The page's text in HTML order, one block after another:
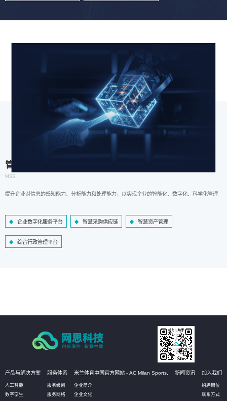
管理信息系统
MSS
提升企业对信息的感知能力、分析能力和处理能力，以实现企业的智能化、数字化、科学化管理
企业数字化服务平台 智慧采购供应链 智慧资产管理
综合行政管理平台
产品与解决方案
人工智能
数字孪生
服务体系
服务级别
服务网络
米兰体育中国官方网站 - AC Milan Sports,
企业简介
企业文化
新闻资讯 加入我们
招聘岗位
联系方式